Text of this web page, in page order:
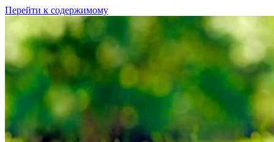
Перейти к содержимому